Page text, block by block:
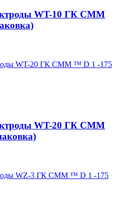
WT-10 ГК СММ
WT-20 ГК СММ